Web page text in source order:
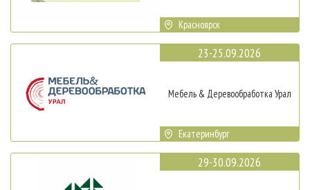
Красноярск
23-25.09.2026
Мебель & Деревообработка Урал
Екатеринбург
29-30.09.2026